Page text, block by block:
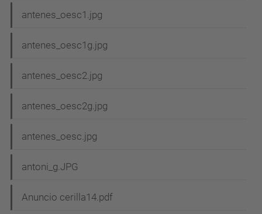
antenes_oesc1.jpg
antenes_oesc1g.jpg
antenes_oesc2.jpg
antenes_oesc2g.jpg
antenes_oesc.jpg
antoni_g.JPG
Anuncio cerilla14.pdf